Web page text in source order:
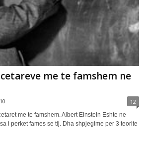
me te famshem ne
12
me te famshem. Albert Einstein Eshte ne
i perket fames se tij. Dha shpjegime per 3 teorite